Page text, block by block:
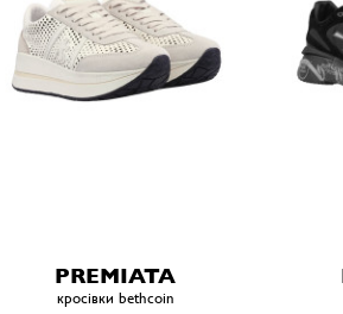
PREMIATA
кросівки bethcoin